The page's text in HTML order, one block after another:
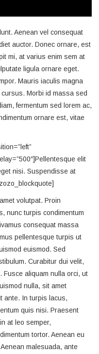
Aenean vel consequat
auctor. Donec ornare, est
mi, at varius enim sem at
ligula ornare eget.
Mauris iaculis magna
Morbi id massa sed
fermentum sed lorem ac,
ornare est, vitae
elit
nisi. Suspendisse at
volutpat. Proin
nunc turpis condimentum
consequat massa
pellentesque turpis ut
euismod. Sed
Curabitur dui velit,
Fusce aliquam nulla orci, ut
nulla, sit amet
ante. In turpis lacus,
quis nisi. Praesent
at leo semper,
tortor. Aenean eu
malesuada, ante